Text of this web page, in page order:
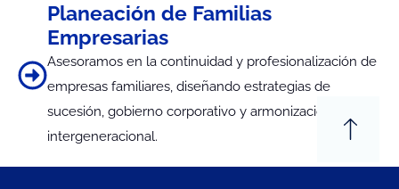
Planeación de Familias
Empresarias
Asesoramos en la continuidad y profesionalización de
empresas familiares, diseñando estrategias de
sucesión, gobierno corporativo y armonización
intergeneracional.